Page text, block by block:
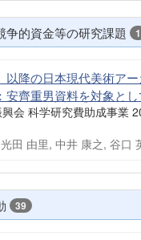
争的資金等の研究課題 1
以降の日本現代美術ア
安齊重男資料を対象とし
会 科学研究費助成事業
田 由里, 中井 康之, 谷口
39